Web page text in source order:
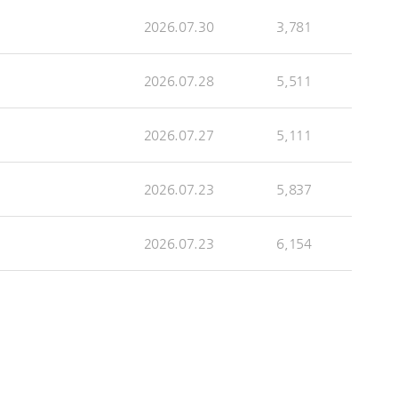
2026.07.30 3,781
2026.07.28 5,511
2026.07.27 5,111
2026.07.23 5,837
2026.07.23 6,154